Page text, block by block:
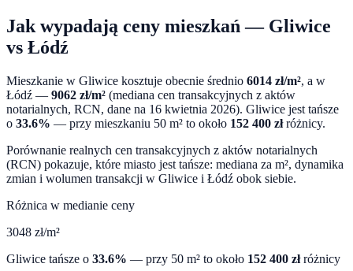
Jak wypadają ceny mieszkań — Gliwice
vs Łódź
Mieszkanie w Gliwice kosztuje obecnie średnio 6014 zł/m², a w
Łódź — 9062 zł/m² (mediana cen transakcyjnych z aktów
notarialnych, RCN, dane na 16 kwietnia 2026). Gliwice jest tańsze
o 33.6% — przy mieszkaniu 50 m² to około 152 400 złróżnicy.
Porównanie realnych cen transakcyjnych z aktów notarialnych
(RCN) pokazuje, które miasto jest tańsze: mediana za m², dynamika
zmian i wolumen transakcji w Gliwice i Łódź obok siebie.
Różnica w medianie ceny
3048 zł/m²
Gliwice tańsze o 33.6% — przy 50 m² to około 152 400 złróżnicy